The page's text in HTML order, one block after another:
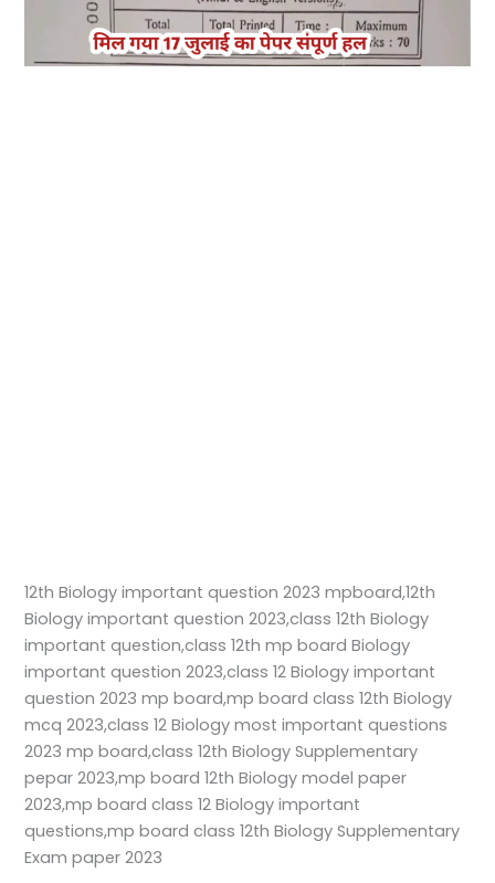
12th Biology important question 2023 mpboard,12th
Biology important question 2023,class 12th Biology
important question,class 12th mp board Biology
important question 2023,class 12 Biology important
question 2023 mp board,mp board class 12th Biology
mcq 2023,class 12 Biology most important questions
2023 mp board,class 12th Biology Supplementary
pepar 2023,mp board 12th Biology model paper
2023,mp board class 12 Biology important
questions,mp board class 12th Biology Supplementary
Exam paper 2023